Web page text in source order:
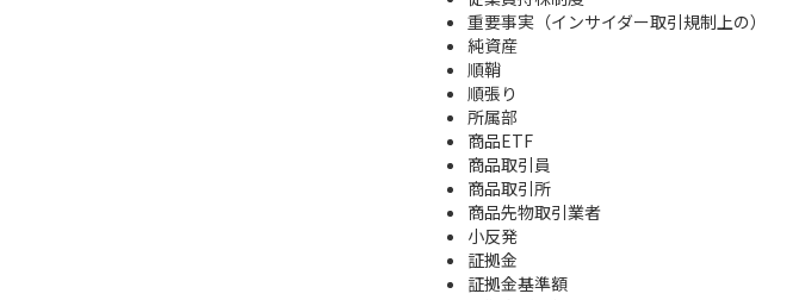
重要事実（インサイダー取引規制上の）
純資産
順鞘
順張り
所属部
商品ETF
商品取引員
商品取引所
商品先物取引業者
小反発
証拠金
証拠金基準額